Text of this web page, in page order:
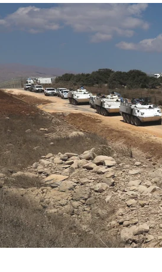
berlin
verlag
verlag
veranstaltungen
shop
fragen & hilfe
unterstützen
abo
genossenschaft